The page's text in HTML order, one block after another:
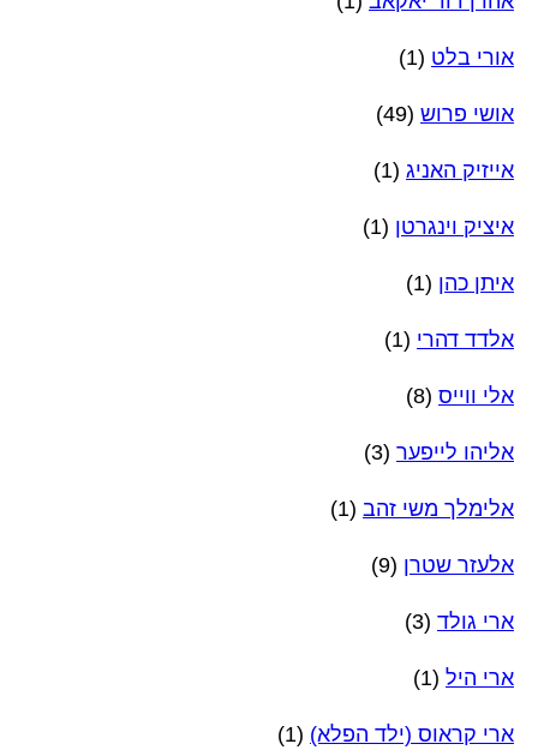
אורי בלט (1)
אושי פרוש (49)
אייזיק האניג (1)
איציק וינגרטן (1)
איתן כהן (1)
אלדד דהרי (1)
אלי ווייס (8)
אליהו לייפער (3)
אלימלך משי זהב (1)
אלעזר שטרן (9)
ארי גולד (3)
ארי היל (1)
ארי קראוס (ילד הפלא) (1)